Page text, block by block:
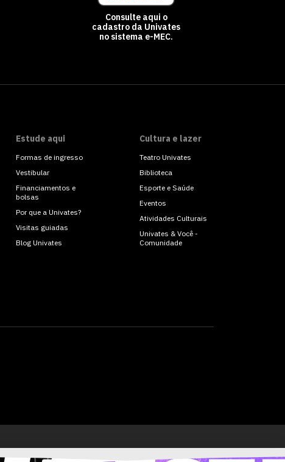
Consulte aqui o
cadastro da Univates
no sistema e-MEC.
Estude aqui
Formas de ingresso
Vestibular
Financiamentos e
bolsas
Por que a Univates?
Visitas guiadas
Blog Univates
Cultura e lazer
Teatro Univates
Biblioteca
Esporte e Saúde
Eventos
Atividades Culturais
Univates & Você -
Comunidade